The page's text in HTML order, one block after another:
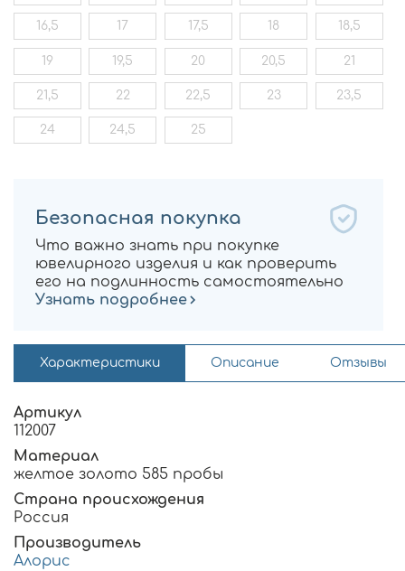
16,5 17 17,5 18 18,5
19 19,5 20 20,5 21
21,5 22 22,5 23 23,5
24 24,5 25
Безопасная покупка
Что важно знать при покупке
ювелирного изделия и как проверить
его на подлинность самостоятельно
Узнать подробнее
Характеристики Описание Отзывы
Артикул
112007
Материал
желтое золото 585 пробы
Страна происхождения
Россия
Производитель
Алорис